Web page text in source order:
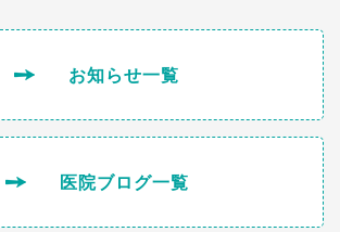
お知らせ一覧
医院ブログ一覧